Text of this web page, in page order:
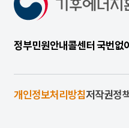
정부민원안내콜센터 국번
개인정보처리방침저작권정